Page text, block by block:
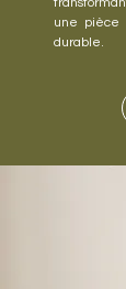
une pièce
durable.